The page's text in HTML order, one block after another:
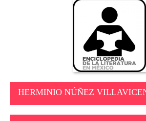
HERMINIO NÚÑEZ